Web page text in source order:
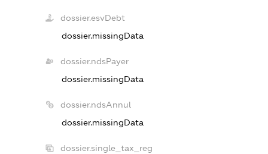
dossier.esvDebt
dossier.missingData
dossier.ndsPayer
dossier.missingData
dossier.ndsAnnul
dossier.missingData
dossier.single_tax_reg